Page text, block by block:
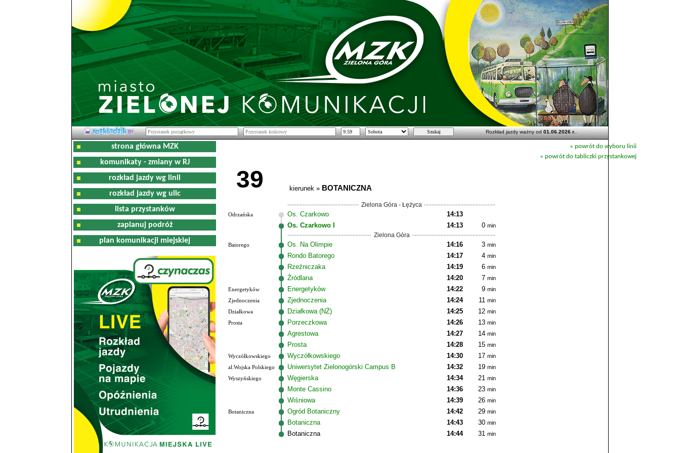
Rozkład jazdy ważny od01.06.2026 r..
strona główna MZK
komunikaty - zmiany w RJ
rozkład jazdy wg linii
rozkład jazdy wg ulic
lista przystanków
zaplanuj podróż
plan komunikacji miejskiej
« powrót do wyboru linii
« powrót do tabliczki przystankowej
39 kierunek » BOTANICZNA
Zielona Góra - Łężyca
Odrzańska Os. Czarkowo
14:13
Os. Czarkowo I
14:13 0 min
Zielona Góra
Batorego Os. Na Olimpie 14:16 3 min
Rondo Batorego 14:17 4 min
Rzeźniczaka 14:19 6 min
Źródlana 14:20 7 min
Energetyków
Energetyków 14:22 9 min
Zjednoczenia
Zjednoczenia 14:24 11 min
Działkowa
Działkowa (NŻ) 14:25 12 min
Prosta
Porzeczkowa 14:26 13 min
Agrestowa 14:27 14 min
Prosta 14:28 15 min
Wyczółkowskiego
Wyczółkowskiego 14:30 17 min
al.Wojska Polskiego
Uniwersytet Zielonogórski Campus B 14:32 19 min
Wyszyńskiego
Węgierska 14:34 21 min
Monte Cassino 14:36 23 min
Wiśniowa 14:39 26 min
Botaniczna
Ogród Botaniczny 14:42 29 min
Botaniczna 14:43 30 min
Botaniczna 14:44 31 min